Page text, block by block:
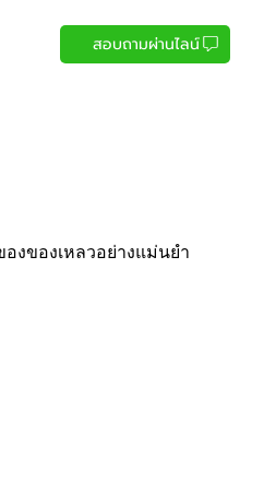
สอบถามผ่านไลน์
งของเหลวอย่างแม่นยำ